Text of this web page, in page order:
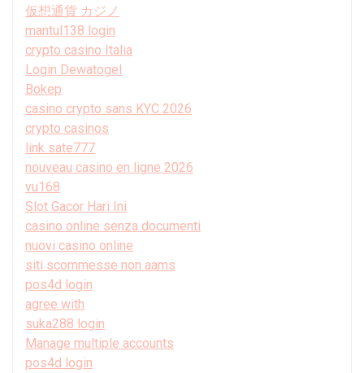
仮想通貨 カジノ
mantul138 login
crypto casino Italia
Login Dewatogel
Bokep
casino crypto sans KYC 2026
crypto casinos
link sate777
nouveau casino en ligne 2026
vu168
Slot Gacor Hari Ini
casino online senza documenti
nuovi casino online
siti scommesse non aams
pos4d login
agree with
suka288 login
Manage multiple accounts
pos4d login